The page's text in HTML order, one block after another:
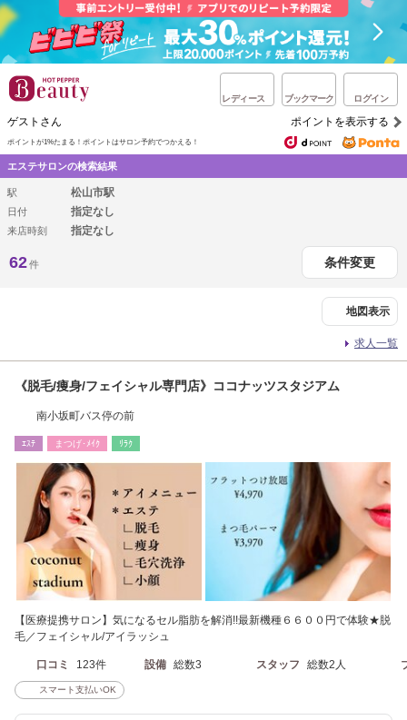
レディース ブックマーク ログイン
ゲストさん ポイントを表示する
ポイントが1%たまる！ ポイントはサロン予約でつかえる！
エステサロンの検索結果
駅 松山市駅
日付 指定なし
来店時刻 指定なし
62件 条件変更
地図表示
求人一覧
《脱毛/痩身/フェイシャル専門店》ココナッツスタジアム
南小坂町バス停の前
ｴｽﾃ まつげ･ﾒｲｸ ﾘﾗｸ
【医療提携サロン】気になるセル脂肪を解消!!最新機種６６００円で体験★脱
毛／フェイシャル/アイラッシュ
口コミ 123件 設備 総数3 スタッフ 総数2人
スマート支払いOK